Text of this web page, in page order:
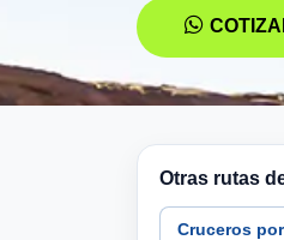
Otras rutas
Cruceros